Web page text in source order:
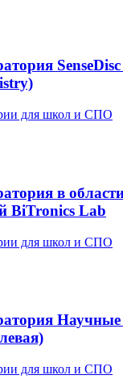
для школ и СПО
в
BiTronics Lab
для школ и СПО
Научные
для школ и СПО